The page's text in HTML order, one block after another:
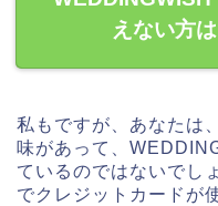
えない方
私もですが、あなたは
味があって、
ているのではないでし
でクレジットカードが